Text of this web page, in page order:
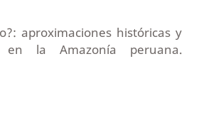
aproximaciones históricas y
en la Amazonía peruana.